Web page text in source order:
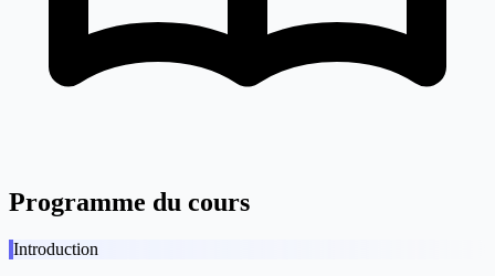
Programme du cours
Introduction